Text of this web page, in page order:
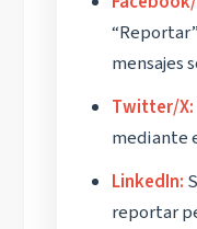
mensajes
Twitter/X:
mediante
LinkedIn:
reportar